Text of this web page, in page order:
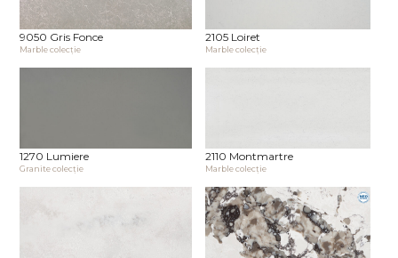
9050 Gris Fonce
Marble сolecţie
2105 Loiret
Marble сolecţie
1270 Lumiere
Granite сolecţie
2110 Montmartre
Marble сolecţie